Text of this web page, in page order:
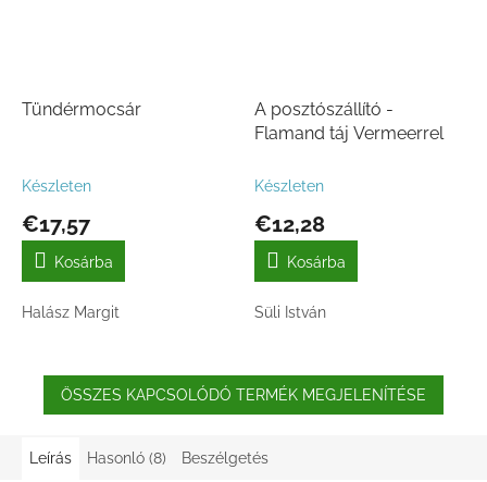
Tündérmocsár
Készleten
€17,57
Kosárba
Halász Margit
A posztószállító -
Flamand táj Vermeerrel
Készleten
€12,28
Kosárba
Süli István
ÖSSZES KAPCSOLÓDÓ TERMÉK MEGJELENÍTÉSE
Leírás Hasonló (8) Beszélgetés